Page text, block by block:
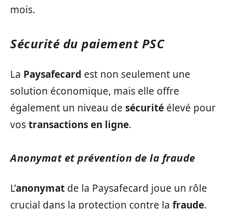
mois.
Sécurité du paiement PSC
La Paysafecard est non seulement une
solution économique, mais elle offre
également un niveau de sécurité élevé pour
vostransactions en ligne.
Anonymat et prévention de la fraude
L’anonymat de la Paysafecard joue un rôle
crucial dans la protection contre la fraude.